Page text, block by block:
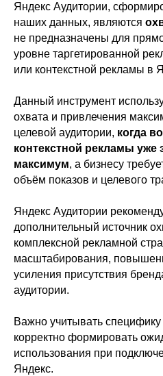
Яндекс Аудитории,
наших данных, являются
не предназначены для
уровне таргетированной
или контекстной рекламы в
Данный инструмент
охвата и привлечения
целевой аудитории, когда
контекстной рекламы уже
максимум, а бизнесу
объём показов и целевого
Яндекс Аудитории
дополнительный источник
комплексной рекламной
масштабирования,
усиления присутствия
аудитории.
Важно учитывать
корректно формировать
использования при
Яндекс.